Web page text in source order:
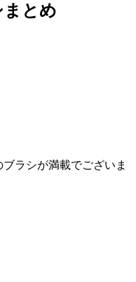
まとめ
ラシが満載でございま